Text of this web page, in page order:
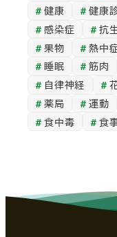
健康
健康
感染症
抗
果物
熱中
睡眠
筋肉
自律神経
薬局
運動
食中毒
食